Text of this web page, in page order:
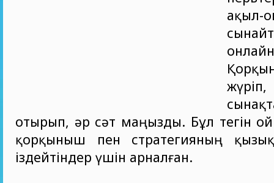
ақыл-
отырып, әр сәт маңызды. Бұл тегін
қорқыныш пен стратегияның
іздейтіндер үшін арналған.